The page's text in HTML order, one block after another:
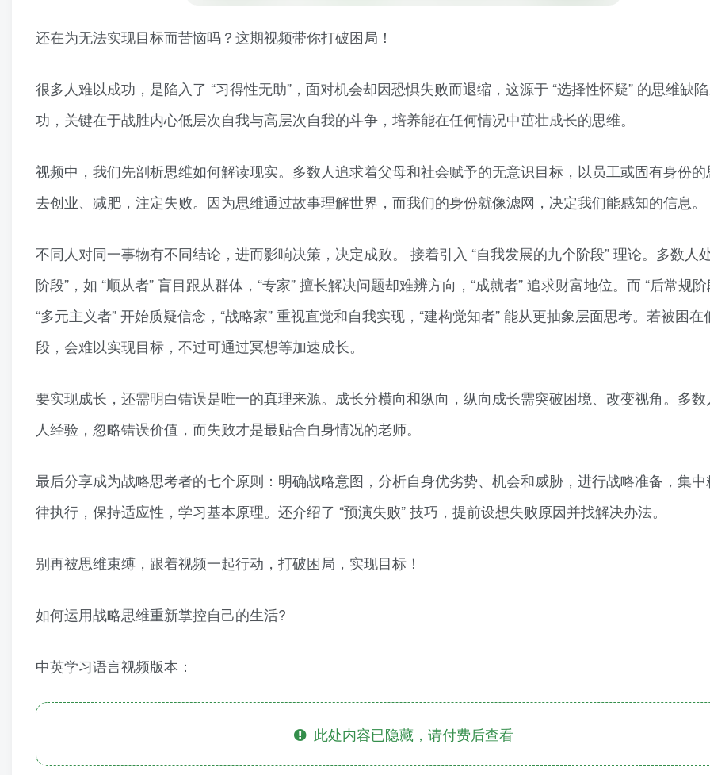
还在为无法实现目标而苦恼吗？这期视频带你打破困局！
很多人难以成功，是陷入了 “习得性无助”，面对机会却因恐惧失败而退缩，这源于 “选择性怀疑” 的思维缺
功，关键在于战胜内心低层次自我与高层次自我的斗争，培养能在任何情况中茁壮成长的思维。
视频中，我们先剖析思维如何解读现实。多数人追求着父母和社会赋予的无意识目标，以员工或固有身份
去创业、减肥，注定失败。因为思维通过故事理解世界，而我们的身份就像滤网，决定我们能感知的信息。
不同人对同一事物有不同结论，进而影响决策，决定成败。 接着引入 “自我发展的九个阶段” 理论。多数人
阶段”，如 “顺从者” 盲目跟从群体，“专家” 擅长解决问题却难辨方向，“成就者” 追求财富地位。而 “后常规
“多元主义者” 开始质疑信念，“战略家” 重视直觉和自我实现，“建构觉知者” 能从更抽象层面思考。若被困在
段，会难以实现目标，不过可通过冥想等加速成长。
要实现成长，还需明白错误是唯一的真理来源。成长分横向和纵向，纵向成长需突破困境、改变视角。多
人经验，忽略错误价值，而失败才是最贴合自身情况的老师。
最后分享成为战略思考者的七个原则：明确战略意图，分析自身优劣势、机会和威胁，进行战略准备，集
律执行，保持适应性，学习基本原理。还介绍了 “预演失败” 技巧，提前设想失败原因并找解决办法。
别再被思维束缚，跟着视频一起行动，打破困局，实现目标！
如何运用战略思维重新掌控自己的生活?
中英学习语言视频版本：
此处内容已隐藏，请付费后查看